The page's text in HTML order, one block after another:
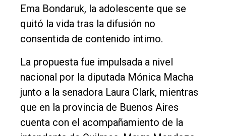
Ema Bondaruk, la adolescente que se
quitó la vida tras la difusión no
consentida de contenido íntimo.
La propuesta fue impulsada a nivel
nacional por la diputada Mónica Macha
junto a la senadora Laura Clark, mientras
que en la provincia de Buenos Aires
cuenta con el acompañamiento de la